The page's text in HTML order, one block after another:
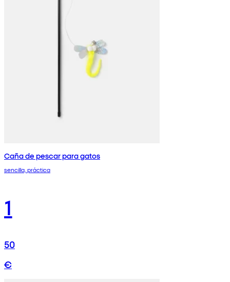
Caña de pescar para gatos
sencilla, práctica
1
50
€